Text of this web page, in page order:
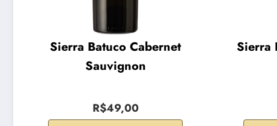
Sierra Batuco Cabernet
Sauvignon
R$49,00
Sierra